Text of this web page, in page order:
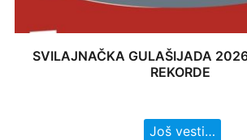
SVILAJNAČKA GULAŠIJADA
REKORDE
Još vesti…